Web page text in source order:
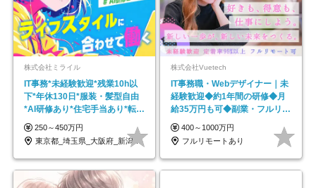
株式会社ミライル
IT事務*未経験歓迎*残業10h以
下*年休130日*服装・髪型自由
*AI研修あり*住宅手当あり*転勤
なし
250～450万円
東京都_埼玉県_大阪府_新潟県_福岡県
株式会社Vuetech
IT事務職・Webデザイナー｜未
経験歓迎◆約1年間の研修◆月
給35万円も可◆副業・フルリモ
ート可◆年休126日
400～1000万円
フルリモートあり